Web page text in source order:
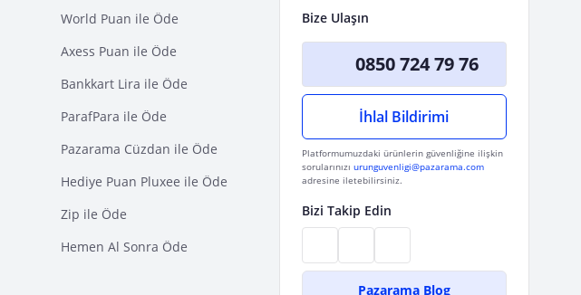
World Puan ile Öde
Axess Puan ile Öde
Bankkart Lira ile Öde
ParafPara ile Öde
Pazarama Cüzdan ile Öde
Hediye Puan Pluxee ile Öde
Zip ile Öde
Hemen Al Sonra Öde
Bize Ulaşın
0850 724 79 76
İhlal Bildirimi
Platformumuzdaki ürünlerin güvenliğine ilişkin
sorularınızı urunguvenligi@pazarama.com
adresine iletebilirsiniz.
Bizi Takip Edin
Pazarama Blog